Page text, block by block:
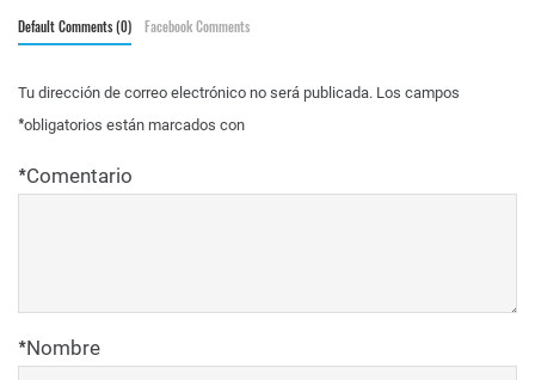
Default Comments (0) Facebook Comments
Tu dirección de correo electrónico no será publicada. Los campos
obligatorios están marcados con
*
Comentario
*
Nombre
*